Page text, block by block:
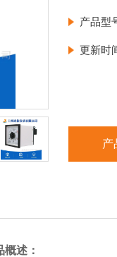
产品型
更新时
产
概述：